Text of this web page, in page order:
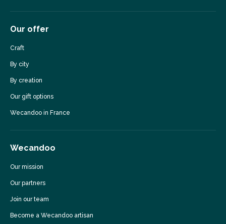
Our offer
Craft
By city
By creation
Our gift options
Wecandoo in France
Wecandoo
Our mission
Our partners
Join our team
Become a Wecandoo artisan